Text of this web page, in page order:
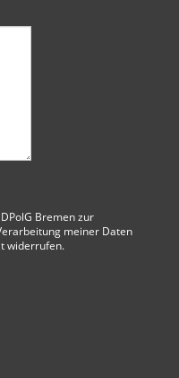
Bremenzur
meiner Daten
widerrufen.